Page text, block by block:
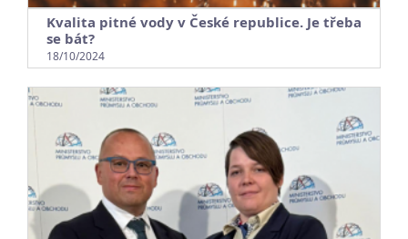
Kvalita pitné vody v České republice. Je třeba
se bát?
18/10/2024